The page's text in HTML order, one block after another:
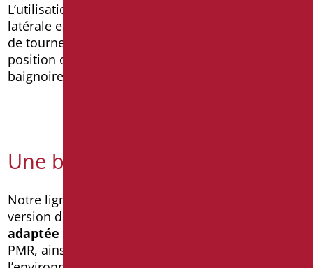
L’utilisation d’une baignoire avec une porte
latérale est très simple : après s’être assis, il suffit
de tourner les jambes pour se retrouver dans la
position optimale et sûre, puis de remplir la
baignoire avec de l’eau.
Une baignoire sur mesure
Notre ligne Oasis vous permet de choisir la
version de
adaptée aux besoins
PMR, ainsi qu’aux exigences d’espace dans